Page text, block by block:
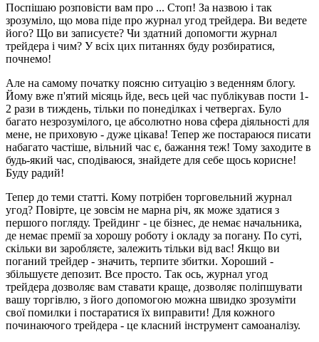
Поспішаю розповісти вам про ... Стоп! За назвою і так
зрозуміло, що мова піде про журнал угод трейдера. Ви ведете
його? Що ви записуєте? Чи здатний допомогти журнал
трейдера і чим? У всіх цих питаннях буду розбиратися,
почнемо!
Але на самому початку поясню ситуацію з веденням блогу.
Йому вже п'ятий місяць йде, весь цей час публікував пости 1-
2 рази в тиждень, тільки по понеділках і четвергах. Було
багато незрозумілого, це абсолютно нова сфера діяльності для
мене, не приховую - дуже цікава! Тепер же постараюся писати
набагато частіше, вільний час є, бажання теж! Тому заходите в
будь-який час, сподіваюся, знайдете для себе щось корисне!
Буду радий!
Тепер до теми статті. Кому потрібен торговельний журнал
угод? Повірте, це зовсім не марна річ, як може здатися з
першого погляду. Трейдинг - це бізнес, де немає начальника,
де немає премії за хорошу роботу і окладу за погану. По суті,
скільки ви заробляєте, залежить тільки від вас! Якщо ви
поганий трейдер - значить, терпите збитки. Хороший -
збільшуєте депозит. Все просто. Так ось, журнал угод
трейдера дозволяє вам ставати краще, дозволяє поліпшувати
вашу торгівлю, з його допомогою можна швидко зрозуміти
свої помилки і постаратися їх виправити! Для кожного
починаючого трейдера - це класний інструмент самоаналізу.